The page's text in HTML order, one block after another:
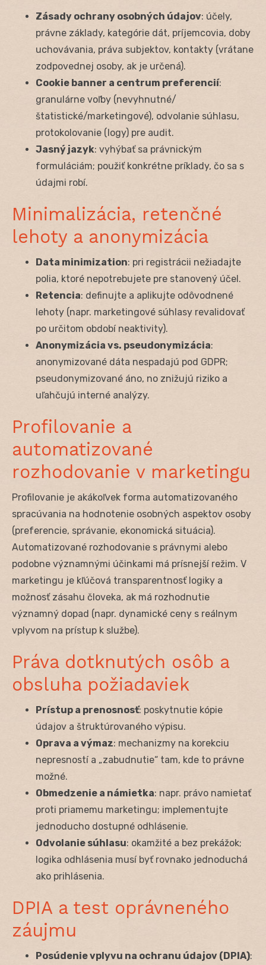
Zásady ochrany osobných údajov: účely,
právne základy, kategórie dát, príjemcovia, doby
uchovávania, práva subjektov, kontakty (vrátane
zodpovednej osoby, ak je určená).
Cookie banner a centrum preferencií:
granulárne voľby (nevyhnutné/
štatistické/marketingové), odvolanie súhlasu,
protokolovanie (logy) pre audit.
Jasný jazyk: vyhýbať sa právnickým
formuláciám; použiť konkrétne príklady, čo sa s
údajmi robí.
Minimalizácia, retenčné
lehoty a anonymizácia
Data minimization: pri registrácii nežiadajte
polia, ktoré nepotrebujete pre stanovený účel.
Retencia: definujte a aplikujte odôvodnené
lehoty (napr. marketingové súhlasy revalidovať
po určitom období neaktivity).
Anonymizácia vs. pseudonymizácia:
anonymizované dáta nespadajú pod GDPR;
pseudonymizované áno, no znižujú riziko a
uľahčujú interné analýzy.
Profilovanie a
automatizované
rozhodovanie v marketingu
Profilovanie je akákoľvek forma automatizovaného
spracúvania na hodnotenie osobných aspektov osoby
(preferencie, správanie, ekonomická situácia).
Automatizované rozhodovanie s právnymi alebo
podobne významnými účinkami má prísnejší režim. V
marketingu je kľúčová transparentnosť logiky a
možnosť zásahu človeka, ak má rozhodnutie
významný dopad (napr. dynamické ceny s reálnym
vplyvom na prístup k službe).
Práva dotknutých osôb a
obsluha požiadaviek
Prístup a prenosnosť: poskytnutie kópie
údajov a štruktúrovaného výpisu.
Oprava a výmaz: mechanizmy na korekciu
nepresností a „zabudnutie“ tam, kde to právne
možné.
Obmedzenie a námietka: napr. právo namietať
proti priamemu marketingu; implementujte
jednoducho dostupné odhlásenie.
Odvolanie súhlasu: okamžité a bez prekážok;
logika odhlásenia musí byť rovnako jednoduchá
ako prihlásenia.
DPIA a test oprávneného
záujmu
Posúdenie vplyvu na ochranu údajov (DPIA):